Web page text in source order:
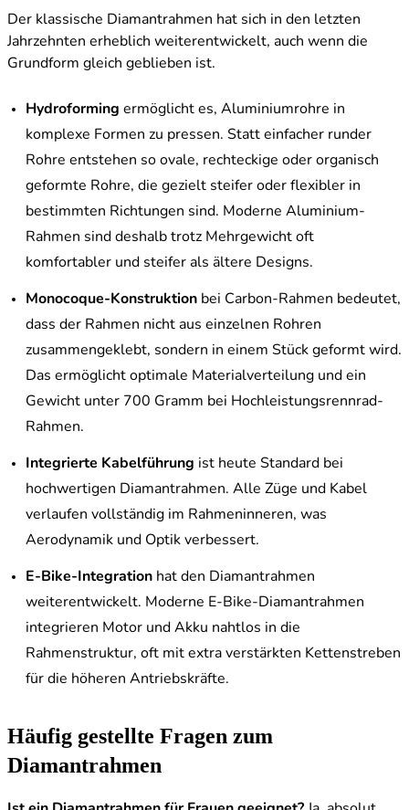
Der klassische Diamantrahmen hat sich in den letzten
Jahrzehnten erheblich weiterentwickelt, auch wenn die
Grundform gleich geblieben ist.
Hydroforming ermöglicht es, Aluminiumrohre in
komplexe Formen zu pressen. Statt einfacher runder
Rohre entstehen so ovale, rechteckige oder organisch
geformte Rohre, die gezielt steifer oder flexibler in
bestimmten Richtungen sind. Moderne Aluminium-
Rahmen sind deshalb trotz Mehrgewicht oft
komfortabler und steifer als ältere Designs.
Monocoque-Konstruktion bei Carbon-Rahmen bedeutet,
dass der Rahmen nicht aus einzelnen Rohren
zusammengeklebt, sondern in einem Stück geformt wird.
Das ermöglicht optimale Materialverteilung und ein
Gewicht unter 700 Gramm bei Hochleistungsrennrad-
Rahmen.
Integrierte Kabelführung ist heute Standard bei
hochwertigen Diamantrahmen. Alle Züge und Kabel
verlaufen vollständig im Rahmeninneren, was
Aerodynamik und Optik verbessert.
E-Bike-Integration hat den Diamantrahmen
weiterentwickelt. Moderne E-Bike-Diamantrahmen
integrieren Motor und Akku nahtlos in die
Rahmenstruktur, oft mit extra verstärkten Kettenstreben
für die höheren Antriebskräfte.
Häufig gestellte Fragen zum
Diamantrahmen